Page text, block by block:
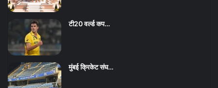
टी20 वर्ल्ड कप…
मुंबई क्रिकेट संघ…